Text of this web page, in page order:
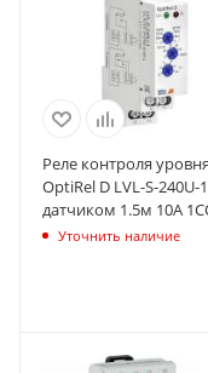
Реле контроля уровня
OptiRel D LVL-S-240U-
датчиком 1.5м 10А
240АС/DC КЭАЗ 332024
Уточнить наличие